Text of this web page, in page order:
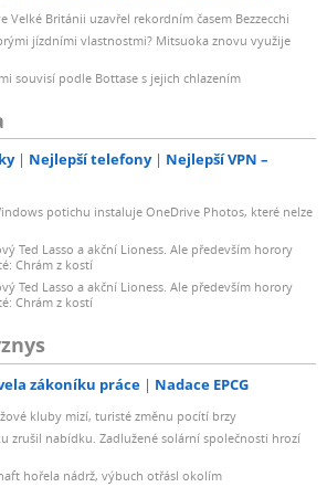
Velké Británii uzavřel rekordním časem Bezzecchi
jízdními vlastnostmi? Mitsuoka znovu využije
souvisí podle Bottase s jejich chlazením
Nejlepší telefony
Nejlepší VPN –
potichu instaluje OneDrive Photos, které nelze
Ted Lasso a akční Lioness. Ale především horory
Chrám z kostí
Ted Lasso a akční Lioness. Ale především horory
Chrám z kostí
zákoníku práce Nadace EPCG
kluby mizí, turisté změnu pocítí brzy
zrušil nabídku. Zadlužené solární společnosti hrozí
hořela nádrž, výbuch otřásl okolím